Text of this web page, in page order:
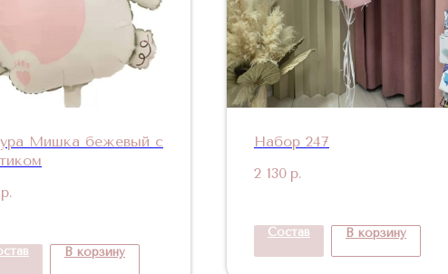
Мишка бежевый с
р.
В корзину
Набор 247
2 130 р.
Состав В корзину